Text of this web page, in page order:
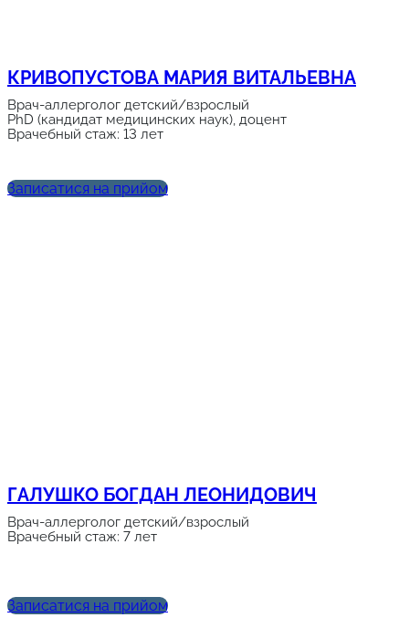
КРИВОПУСТОВА МАРИЯ ВИТАЛЬЕВНА
Врач-аллерголог детский/взрослый
PhD (кандидат медицинских наук), доцент
Врачебный стаж: 13 лет
Записатися на прийом
ГАЛУШКО БОГДАН ЛЕОНИДОВИЧ
Врач-аллерголог детский/взрослый
Врачебный стаж: 7 лет
Записатися на прийом